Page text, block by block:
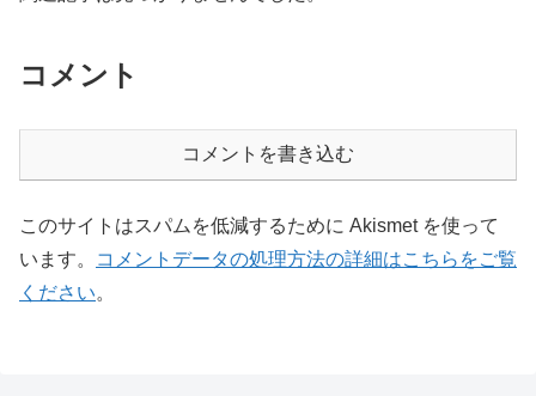
コメント
コメントを書き込む
このサイトはスパムを低減するために Akismet を使って
います。
コメントデータの処理方法の詳細はこちらをご覧
ください。